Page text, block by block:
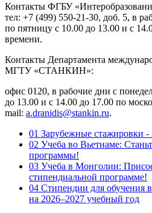
Контакты ФГБУ
тел: +7 (499) 550-21-30, доб. 5, в
по пятницу с 10.00 до 13.00 и с
времени.
Контакты Департамента
МГТУ «СТАНКИН»:
офис 0120, в рабочие дни с
до 13.00 и с 14.00 до 17.00 по
mail: a.dranidis@stankin.ru.
01 Зарубежные стажировки
02 Учеба во Вьетнаме:
программы!
03 Учеба в Монголии:
стипендиальной программе!
04 Стипендии для обучения
на 2026–2027 учебный год